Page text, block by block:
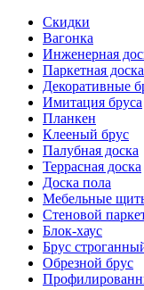
Скидки
Вагонка
Инженерная
Паркетная доска
Декоративные
Имитация бруса
Планкен
Клееный брус
Палубная доска
Террасная доска
Доска пола
Мебельные
Стеновой
Блок-хаус
Брус
Обрезной брус